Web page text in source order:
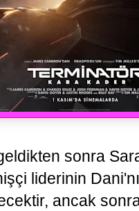
sonra
liderinin Dani
ancak